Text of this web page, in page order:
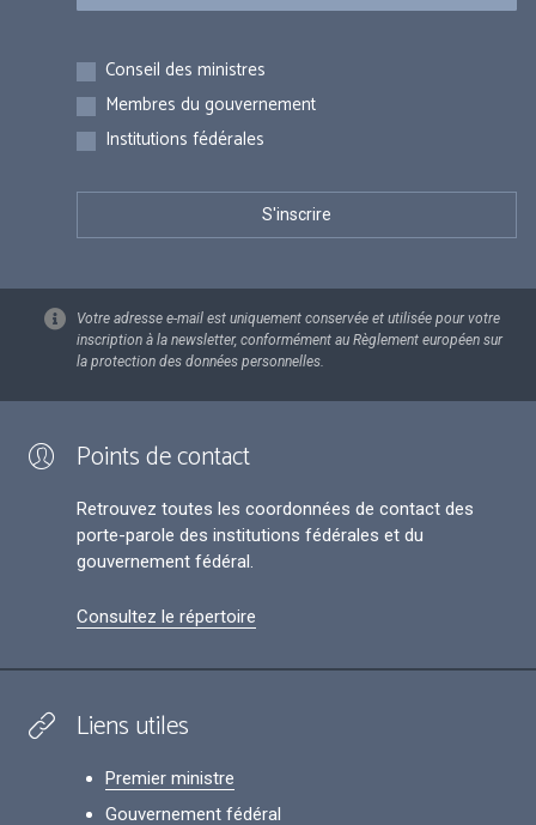
Inscriptions
Conseil des ministres
Membres du gouvernement
Institutions fédérales
Votre adresse e-mail est uniquement conservée et utilisée pour votre
inscription à la newsletter, conformément au Règlement européen sur
la protection des données personnelles.
Points de contact
Retrouvez toutes les coordonnées de contact des
porte-parole des institutions fédérales et du
gouvernement fédéral.
Consultez le répertoire
Liens utiles
Premier ministre
Gouvernement fédéral